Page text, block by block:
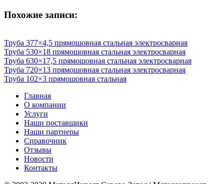
Похожие записи:
Труба 377×4,5 прямошовная стальная электросварная
Труба 530×18 прямошовная стальная электросварная
Труба 630×17,5 прямошовная стальная электросварная
Труба 720×13 прямошовная стальная электросварная
Труба 102×3 прямошовная стальная
Главная
О компании
Услуги
Наши поставщики
Наши партнеры
Справочник
Отзывы
Новости
Контакты